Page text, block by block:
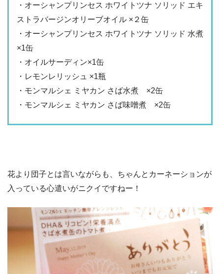
・オーシャンプリンセス ホワイトツナ ソリッド エキ
ストラバージンオリーブオイル ×２缶
・オーシャンプリンセス ホワイトツナ ソリッド 水煮
×1缶
・オイルサーディン×1缶
・レモンレリッシュ ×1瓶
・モンマルシェ ミヤカン さば水煮 ×2缶
・モンマルシェ ミヤカン さば味噌煮 ×2缶
花より団子とは言いながらも、ちゃんとカーネーションが
入っている心遣いがニクイですねー！